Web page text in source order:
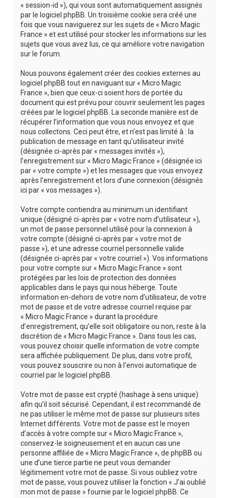
« session-id »), qui vous sont automatiquement assignés
par le logiciel phpBB. Un troisième cookie sera créé une
fois que vous naviguerez sur les sujets de « Micro Magic
France » et est utilisé pour stocker les informations sur les
sujets que vous avez lus, ce qui améliore votre navigation
sur le forum.
Nous pouvons également créer des cookies externes au
logiciel phpBB tout en naviguant sur « Micro Magic
France », bien que ceux-ci soient hors de portée du
document qui est prévu pour couvrir seulement les pages
créées par le logiciel phpBB. La seconde manière est de
récupérer l’information que vous nous envoyez et que
nous collectons. Ceci peut être, et n’est pas limité à : la
publication de message en tant qu’utilisateur invité
(désignée ci-après par « messages invités »),
l’enregistrement sur « Micro Magic France » (désignée ici
par « votre compte ») et les messages que vous envoyez
après l’enregistrement et lors d’une connexion (désignés
ici par « vos messages »).
Votre compte contiendra au minimum un identifiant
unique (désigné ci-après par « votre nom d’utilisateur »),
un mot de passe personnel utilisé pour la connexion à
votre compte (désigné ci-après par « votre mot de
passe »), et une adresse courriel personnelle valide
(désignée ci-après par « votre courriel »). Vos informations
pour votre compte sur « Micro Magic France » sont
protégées par les lois de protection des données
applicables dans le pays qui nous héberge. Toute
information en-dehors de votre nom d’utilisateur, de votre
mot de passe et de votre adresse courriel requise par
« Micro Magic France » durant la procédure
d’enregistrement, qu’elle soit obligatoire ou non, reste à la
discrétion de « Micro Magic France ». Dans tous les cas,
vous pouvez choisir quelle information de votre compte
sera affichée publiquement. De plus, dans votre profil,
vous pouvez souscrire ou non à l’envoi automatique de
courriel par le logiciel phpBB.
Votre mot de passe est crypté (hashage à sens unique)
afin qu’il soit sécurisé. Cependant, il est recommandé de
ne pas utiliser le même mot de passe sur plusieurs sites
Internet différents. Votre mot de passe est le moyen
d’accès à votre compte sur « Micro Magic France »,
conservez-le soigneusement et en aucun cas une
personne affiliée de « Micro Magic France », de phpBB ou
une d’une tierce partie ne peut vous demander
légitimement votre mot de passe. Si vous oubliez votre
mot de passe, vous pouvez utiliser la fonction « J’ai oublié
mon mot de passe » fournie par le logiciel phpBB. Ce